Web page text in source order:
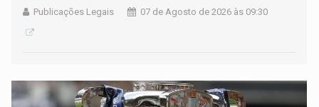
Publicações Legais 07 de Agosto de 2026 às 09:30